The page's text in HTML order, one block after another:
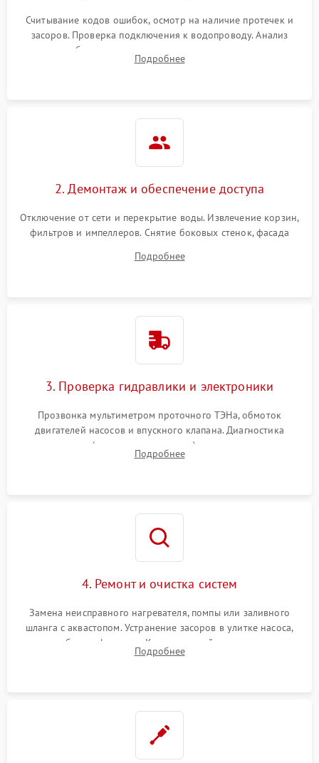
Считывание кодов ошибок, осмотр на наличие протечек и
засоров. Проверка подключения к водопроводу. Анализ
жалоб на отсутствие слива, нагрева, вращения
разбрызгивателей или срабатывание системы защиты
Подробнее
2. Демонтаж и обеспечение доступа
Отключение от сети и перекрытие воды. Извлечение корзин,
фильтров и импеллеров. Снятие боковых стенок, фасада
циркуляционному насосу, ТЭНу и сливной помпе.
Подробнее
3. Проверка гидравлики и электроники
Прозвонка мультиметром проточного ТЭНа, обмоток
двигателей насосов и впускного клапана. Диагностика
прессостата (датчика уровня воды), датчика мутности,
концевика дверцы и электронного модуля управления.
Подробнее
4. Ремонт и очистка систем
Замена неисправного нагревателя, помпы или заливного
шланга с аквастопом. Устранение засоров в улитке насоса,
патрубках и фильтрах. Компонентный ремонт платы
управления, восстановление поврежденной проводки.
Подробнее